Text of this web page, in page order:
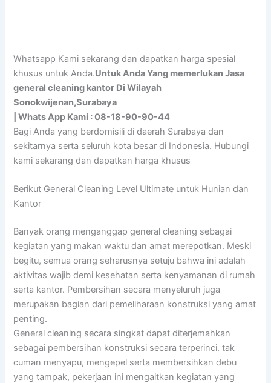
Whatsapp Kami sekarang dan dapatkan harga spesial
khusus untuk Anda.Untuk Anda Yang memerlukan Jasa
general cleaning kantor Di Wilayah
Sonokwijenan,Surabaya
| Whats App Kami : 08-18-90-90-44
Bagi Anda yang berdomisili di daerah Surabaya dan
sekitarnya serta seluruh kota besar di Indonesia. Hubungi
kami sekarang dan dapatkan harga khusus
Berikut General Cleaning Level Ultimate untuk Hunian dan
Kantor
Banyak orang menganggap general cleaning sebagai
kegiatan yang makan waktu dan amat merepotkan. Meski
begitu, semua orang seharusnya setuju bahwa ini adalah
aktivitas wajib demi kesehatan serta kenyamanan di rumah
serta kantor. Pembersihan secara menyeluruh juga
merupakan bagian dari pemeliharaan konstruksi yang amat
penting.
General cleaning secara singkat dapat diterjemahkan
sebagai pembersihan konstruksi secara terperinci. tak
cuman menyapu, mengepel serta membersihkan debu
yang tampak, pekerjaan ini mengaitkan kegiatan yang